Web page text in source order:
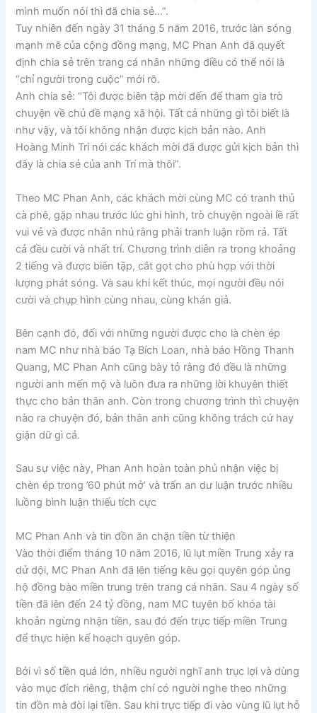
mình muốn nói thì đã chia sẻ…”.
Tuy nhiên đến ngày 31 tháng 5 năm 2016, trước làn sóng
mạnh mẽ của cộng đồng mạng, MC Phan Anh đã quyết
định chia sẻ trên trang cá nhân những điều có thể nói là
“chỉ người trong cuộc” mới rõ.
Anh chia sẻ: “Tôi được biên tập mời đến để tham gia trò
chuyện về chủ đề mạng xã hội. Tất cả những gì tôi biết là
như vậy, và tôi không nhận được kịch bản nào. Anh
Hoàng Minh Trí nói các khách mời đã được gửi kịch bản thì
đây là chia sẻ của anh Trí mà thôi”.
Theo MC Phan Anh, các khách mời cùng MC có tranh thủ
cà phê, gặp nhau trước lúc ghi hình, trò chuyện ngoài lề rất
vui vẻ và được nhắn nhủ rằng phải tranh luận rôm rả. Tất
cả đều cười và nhất trí. Chương trình diễn ra trong khoảng
2 tiếng và được biên tập, cắt gọt cho phù hợp với thời
lượng phát sóng. Và sau khi kết thúc, mọi người đều nói
cười và chụp hình cùng nhau, cùng khán giả.
Bên cạnh đó, đối với những người được cho là chèn ép
nam MC như nhà báo Tạ Bích Loan, nhà báo Hồng Thanh
Quang, MC Phan Anh cũng bày tỏ rằng đó đều là những
người anh mến mộ và luôn đưa ra những lời khuyên thiết
thực cho bản thân anh. Còn trong chương trình thì chuyện
nào ra chuyện đó, bản thân anh cũng không trách cứ hay
giận dữ gì cả.
Sau sự việc này, Phan Anh hoàn toàn phủ nhận việc bị
chèn ép trong ’60 phút mở’ và trấn an dư luận trước nhiều
luồng bình luận thiếu tích cực
MC Phan Anh và tin đồn ăn chặn tiền từ thiện
Vào thời điểm tháng 10 năm 2016, lũ lụt miền Trung xảy ra
dử dội, MC Phan Anh đã lên tiếng kêu gọi quyên góp ủng
hộ đồng bào miền trung trên trang cá nhân. Sau 4 ngày số
tiền đã lên đến 24 tỷ đồng, nam MC tuyên bố khóa tài
khoản ngừng nhận tiền, sau đó đến trực tiếp miền Trung
để thực hiện kế hoạch quyên góp.
Bởi vì số tiền quá lớn, nhiều người nghĩ anh trục lợi và dùng
vào mục đích riêng, thậm chí có người nghe theo những
tin đồn mà đòi lại tiền. Sau khi trực tiếp đi vào vùng lũ lụt hỗ